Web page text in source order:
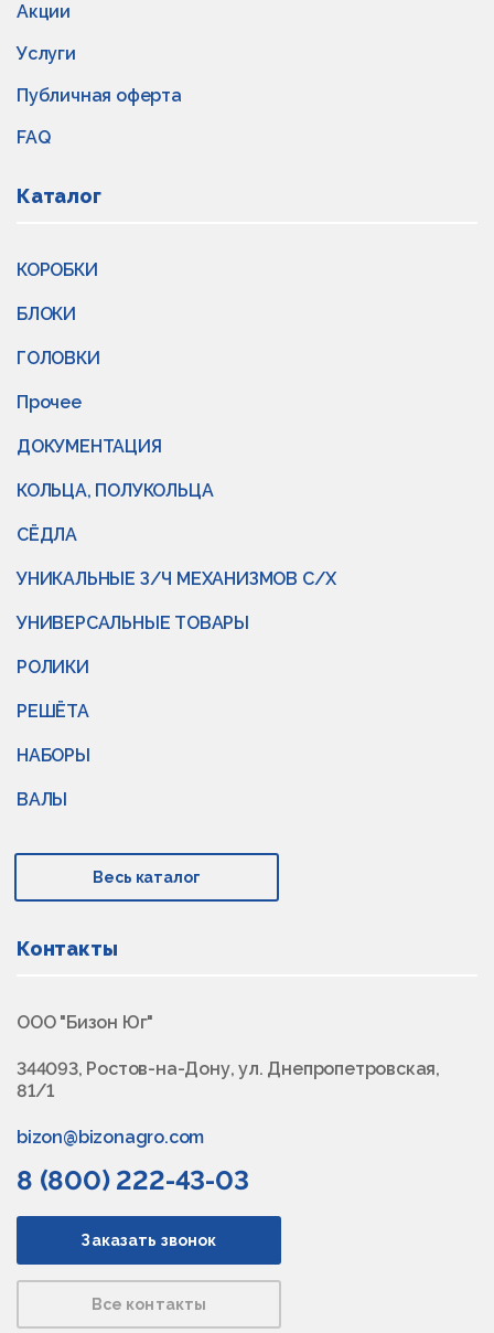
Акции
Услуги
Публичная оферта
FAQ
Каталог
КОРОБКИ
БЛОКИ
ГОЛОВКИ
Прочее
ДОКУМЕНТАЦИЯ
КОЛЬЦА, ПОЛУКОЛЬЦА
СЁДЛА
УНИКАЛЬНЫЕ З/Ч МЕХАНИЗМОВ С/Х
УНИВЕРСАЛЬНЫЕ ТОВАРЫ
РОЛИКИ
РЕШЁТА
НАБОРЫ
ВАЛЫ
Весь каталог
Контакты
ООО "Бизон Юг"
344093, Ростов-на-Дону, ул. Днепропетровская,
81/1
bizon@bizonagro.com
8 (800) 222-43-03
Заказать звонок
Все контакты